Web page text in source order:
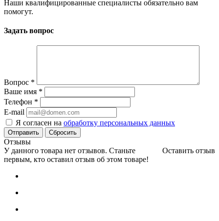
Наши квалифицированные специалисты обязательно вам
помогут.
Задать вопрос
Вопрос *
Ваше имя *
Телефон *
E-mail
Я согласен на обработку персональных данных
Сбросить
Отзывы
Оставить отзыв
У данного товара нет отзывов. Станьте
первым, кто оставил отзыв об этом товаре!